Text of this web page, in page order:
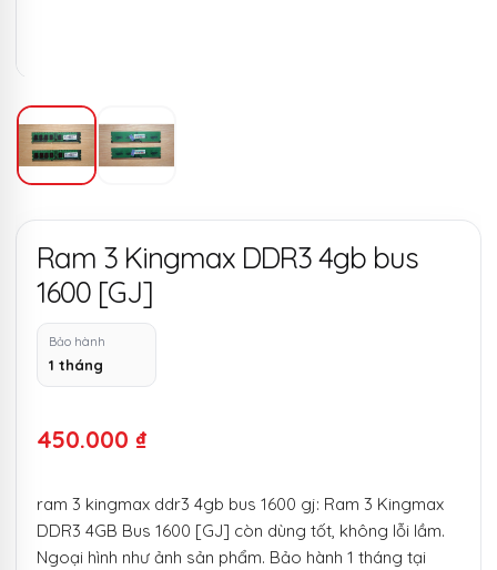
Ram 3 Kingmax DDR3 4gb bus
1600 [GJ]
Bảo hành
1 tháng
450.000 ₫
ram 3 kingmax ddr3 4gb bus 1600 gj: Ram 3 Kingmax
DDR3 4GB Bus 1600 [GJ] còn dùng tốt, không lỗi lầm.
Ngoại hình như ảnh sản phẩm. Bảo hành 1 tháng tại